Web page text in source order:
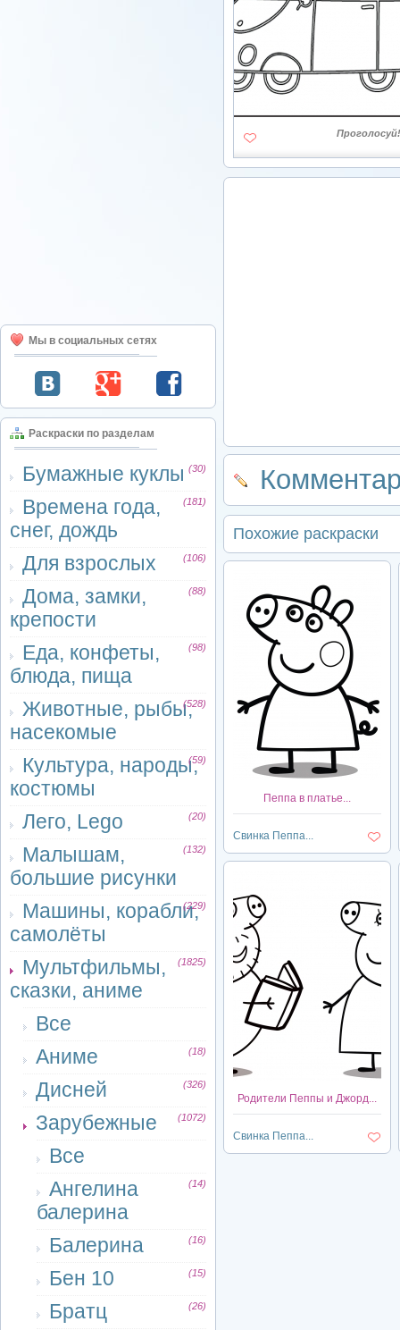
Мы в социальных сетях
Раскраски по разделам
Бумажные куклы (30)
Времена года,
снег, дождь
(181)
Для взрослых (106)
Дома, замки,
крепости
(88)
Еда, конфеты,
блюда, пища
(98)
Животные, рыбы,
насекомые
(528)
Культура, народы,
костюмы
(59)
Лего, Lego (20)
Малышам,
большие рисунки
(132)
Машины, корабли,
самолёты
(229)
Мультфильмы,
сказки, аниме
(1825)
Все
Аниме
(18)
Дисней (326)
Зарубежные (1072)
Все
Ангелина
балерина
(14)
Балерина (16)
Бен 10 (15)
Братц (26)
Проголосуй!
Похожие раскраски
Пеппа в платье...
Свинка Пеппа...
Родители Пеппы и Джорд...
Свинка Пеппа...